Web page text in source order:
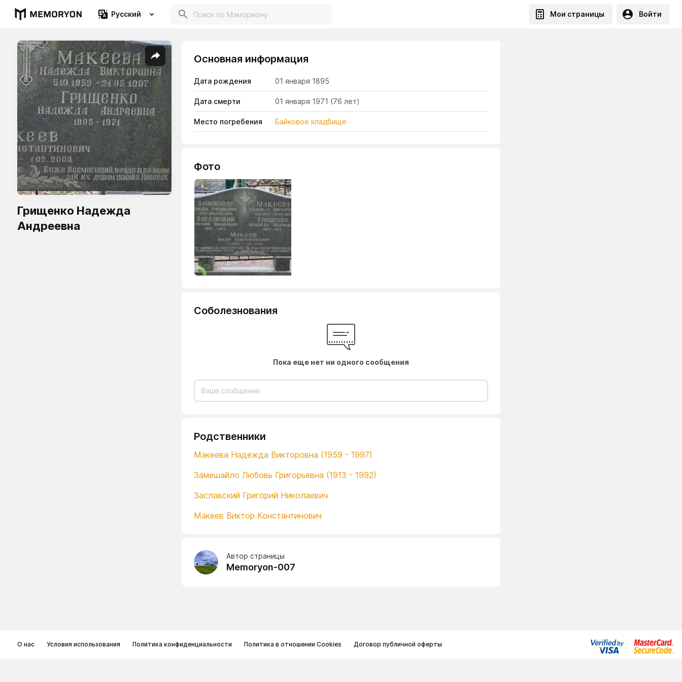
Русский Мои страницы Войти
Грищенко Надежда
Андреевна
Основная информация
Дата рождения 01 января 1895
Дата смерти 01 января 1971 (76 лет)
Место погребения Байковое кладбище
Фото
Соболезнования
Пока еще нет ни одного сообщения
Родственники
Макеева Надежда Викторовна (1959 - 1997)
Замешайло Любовь Григорьевна (1913 - 1992)
Заславский Григорий Николаевич
Макеев Виктор Константинович
Автор страницы
Memoryon-007
О нас Условия использования Политика конфиденциальности Политика в отношении Cookies Договор публичной оферты